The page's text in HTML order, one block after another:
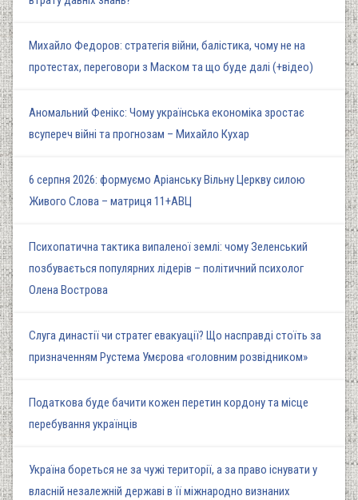
Михайло Федоров: стратегія війни, балістика, чому не на
протестах, переговори з Маском та що буде далі (+відео)
Аномальний Фенікс: Чому українська економіка зростає
всупереч війні та прогнозам – Михайло Кухар
6 серпня 2026: формуємо Аріанську Вільну Церкву силою
Живого Слова – матриця 11+АВЦ
Психопатична тактика випаленої землі: чому Зеленський
позбувається популярних лідерів – політичний психолог
Олена Вострова
Слуга династії чи стратег евакуації? Що насправді стоїть за
призначенням Рустема Умєрова «головним розвідником»
Податкова буде бачити кожен перетин кордону та місце
перебування українців
Україна бореться не за чужі території, а за право існувати у
власній незалежній державі в її міжнародно визнаних